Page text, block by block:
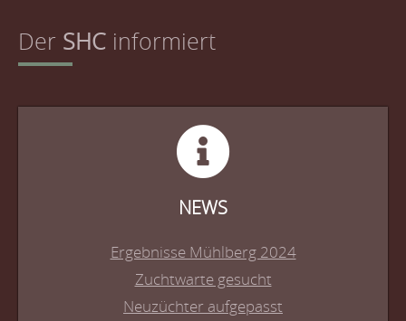
Der SHC informiert
NEWS
Ergebnisse Mühlberg 2024
Zuchtwarte gesucht
Neuzüchter aufgepasst